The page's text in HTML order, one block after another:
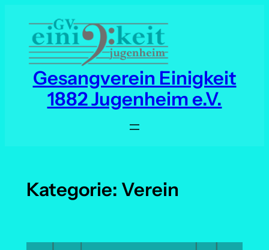
springen
Gesangverein Einigkeit
1882 Jugenheim e.V.
Kategorie: Verein